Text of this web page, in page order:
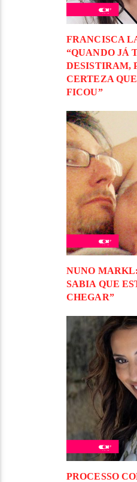
FRANCISCA
“QUANDO JÁ
DESISTIRAM,
CERTEZA
FICOU”
NUNO
SABIA QUE
CHEGAR”
PROCESSO